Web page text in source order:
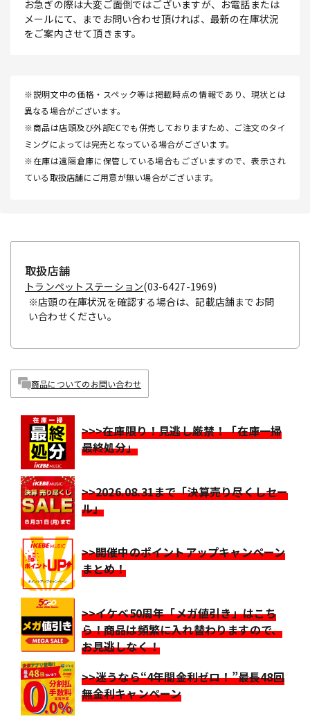
お急ぎの際は大変ご面倒ではございますが、お電話または
メールにて、までお問い合わせ頂ければ、最新の在庫状況
をご案内させて頂きます。
※説明文中の価格・スペック等は掲載時点の情報であり、現状とは
異なる場合がございます。
※商品は店頭及び外部ECでも併売しておりますため、ご注文のタイ
ミングによっては完売となっている場合がございます。
※在庫は遠隔倉庫に保管している場合もございますので、表示され
ている取扱店舗にご用意が無い場合がございます。
取扱店舗
トランペットステーション(03-6427-1969)
※店頭の在庫状況を確認する場合は、記載店舗までお問
い合わせください。
商品についてのお問い合わせ
>>>在庫限り！見逃し厳禁！「在庫一掃
最終処分」
>>2026.08.31まで「決算売り尽くしセー
ル」
>>開催中のポイントアップキャンペーン
まとめ！
>>イケベ50周年「メガ値引き」はこち
ら！商品は頻繁に入れ替わりますので、
お見逃しなく！
>>迷うなら“4年間金利ゼロ！”最長48回
無金利キャンペーン